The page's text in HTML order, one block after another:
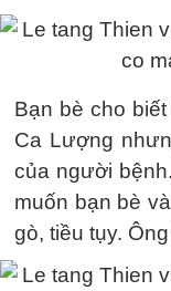
Bạn bè cho
Ca Lượng
của người
muốn bạn bè
gò, tiều tụy.